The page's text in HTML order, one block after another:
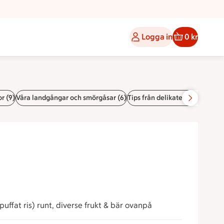
Logga in 0 kr
(9)Våra landgångar och smörgåsar (6)Tips från delikatessdisken. (2)
ris) runt, diverse frukt & bär ovanpå